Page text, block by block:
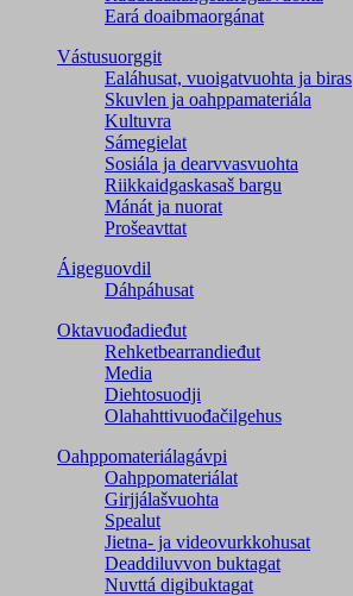
Eará doaibmaorgánat
Vástusuorggit
Ealáhusat, vuoigatvuohta ja biras
Skuvlen ja oahppamateriála
Kultuvra
Sámegielat
Sosiála ja dearvvasvuohta
Riikkaidgaskasaš bargu
Mánát ja nuorat
Prošeavttat
Áigeguovdil
Dáhpáhusat
Oktavuođadieđut
Rehketbearrandieđut
Media
Diehtosuodji
Olahahttivuođačilgehus
Oahppomateriálagávpi
Oahppomateriálat
Girjjálašvuohta
Spealut
Jietna- ja videovurkkohusat
Deaddiluvvon buktagat
Nuvttá digibuktagat